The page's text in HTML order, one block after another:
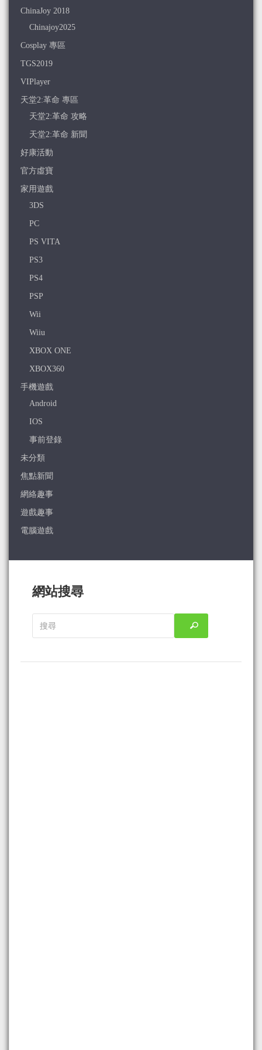
ChinaJoy 2018
Chinajoy2025
Cosplay 專區
TGS2019
VIPlayer
天堂2:革命 專區
天堂2:革命 攻略
天堂2:革命 新聞
好康活動
官方虛寶
家用遊戲
3DS
PC
PS VITA
PS3
PS4
PSP
Wii
Wiiu
XBOX ONE
XBOX360
手機遊戲
Android
IOS
事前登錄
未分類
焦點新聞
網絡趣事
遊戲趣事
電腦遊戲
網站搜尋